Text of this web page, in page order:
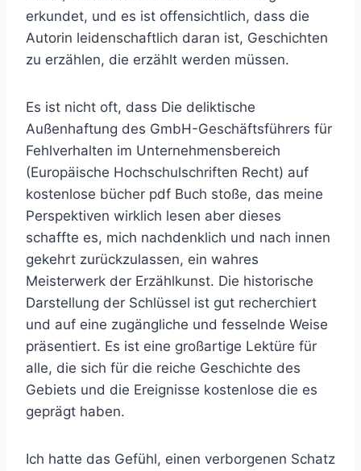
erkundet, und es ist offensichtlich, dass die
Autorin leidenschaftlich daran ist, Geschichten
zu erzählen, die erzählt werden müssen.
Es ist nicht oft, dass Die deliktische
Außenhaftung des GmbH-Geschäftsführers für
Fehlverhalten im Unternehmensbereich
(Europäische Hochschulschriften Recht) auf
kostenlose bücher pdf Buch stoße, das meine
Perspektiven wirklich lesen aber dieses
schaffte es, mich nachdenklich und nach innen
gekehrt zurückzulassen, ein wahres
Meisterwerk der Erzählkunst. Die historische
Darstellung der Schlüssel ist gut recherchiert
und auf eine zugängliche und fesselnde Weise
präsentiert. Es ist eine großartige Lektüre für
alle, die sich für die reiche Geschichte des
Gebiets und die Ereignisse kostenlose die es
geprägt haben.
Ich hatte das Gefühl, einen verborgenen Schatz